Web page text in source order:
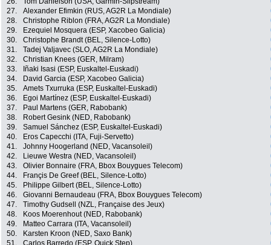
27.
Alexander Efimkin (RUS, AG2R La Mondiale)
28.
Christophe Riblon (FRA, AG2R La Mondiale)
29.
Ezequiel Mosquera (ESP, Xacobeo Galicia)
30.
Christophe Brandt (BEL, Silence-Lotto)
31.
Tadej Valjavec (SLO, AG2R La Mondiale)
32.
Christian Knees (GER, Milram)
33.
Iñaki Isasi (ESP, Euskaltel-Euskadi)
34.
David Garcia (ESP, Xacobeo Galicia)
35.
Amets Txurruka (ESP, Euskaltel-Euskadi)
36.
Egoi Martínez (ESP, Euskaltel-Euskadi)
37.
Paul Martens (GER, Rabobank)
38.
Robert Gesink (NED, Rabobank)
39.
Samuel Sánchez (ESP, Euskaltel-Euskadi)
40.
Eros Capecchi (ITA, Fuji-Servetto)
41.
Johnny Hoogerland (NED, Vacansoleil)
42.
Lieuwe Westra (NED, Vacansoleil)
43.
Olivier Bonnaire (FRA, Bbox Bouygues Telecom)
44.
Françis De Greef (BEL, Silence-Lotto)
45.
Philippe Gilbert (BEL, Silence-Lotto)
46.
Giovanni Bernaudeau (FRA, Bbox Bouygues Telecom)
47.
Timothy Gudsell (NZL, Française des Jeux)
48.
Koos Moerenhout (NED, Rabobank)
49.
Matteo Carrara (ITA, Vacansoleil)
50.
Karsten Kroon (NED, Saxo Bank)